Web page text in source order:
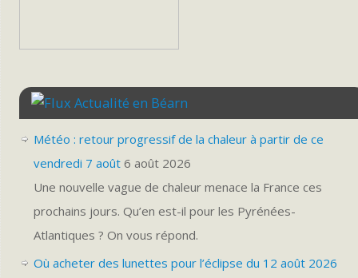
Actualité en Béarn
Météo : retour progressif de la chaleur à partir de ce
vendredi 7 août 6 août 2026
Une nouvelle vague de chaleur menace la France ces
prochains jours. Qu’en est-il pour les Pyrénées-
Atlantiques ? On vous répond.
Où acheter des lunettes pour l’éclipse du 12 août 2026